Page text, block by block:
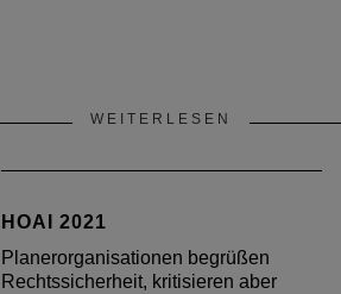
WEITERLESEN
HOAI 2021
Planerorganisationen begrüßen
Rechtssicherheit, kritisieren aber